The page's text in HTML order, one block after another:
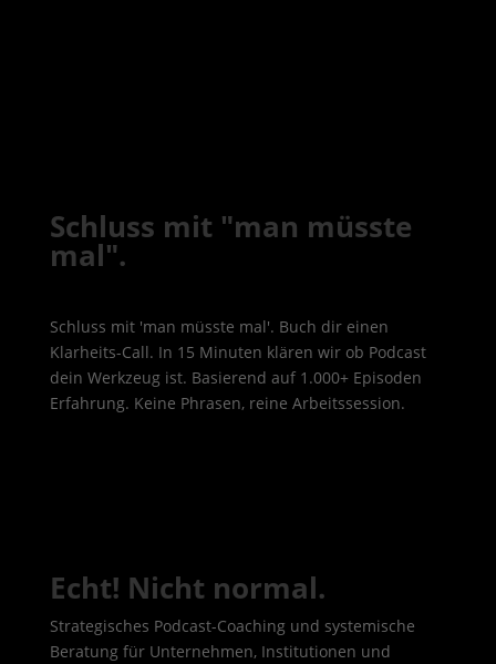
Schluss mit "man müsste
mal".
Schluss mit 'man müsste mal'. Buch dir einen
Klarheits-Call. In 15 Minuten klären wir ob Podcast
dein Werkzeug ist. Basierend auf 1.000+ Episoden
Erfahrung. Keine Phrasen, reine Arbeitssession.
Echt! Nicht normal.
Strategisches Podcast-Coaching und systemische
Beratung für Unternehmen, Institutionen und